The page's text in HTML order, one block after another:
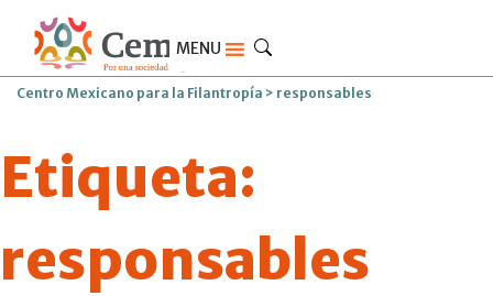
MENU
Centro Mexicano para la Filantropía > responsables
Etiqueta:
responsables